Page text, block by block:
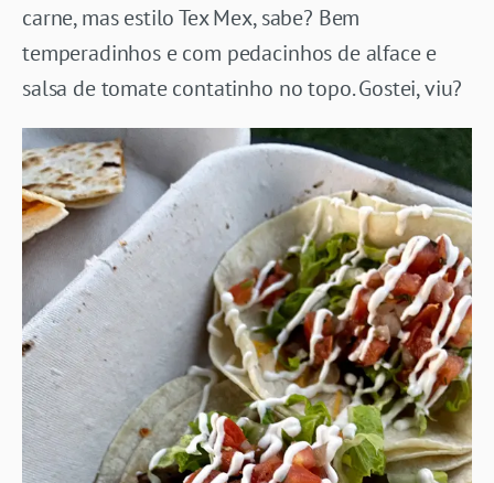
carne, mas estilo Tex Mex, sabe? Bem
temperadinhos e com pedacinhos de alface e
salsa de tomate contatinho no topo. Gostei, viu?